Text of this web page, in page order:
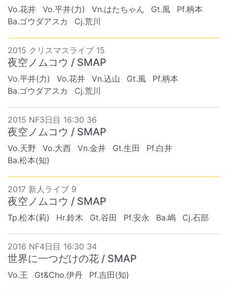
Vo.花井 Vo.平井(力) Vn.はたちゃん Gt.風
Pf.柄本
Ba.ゴウダアスカ
Cj.荒川
2015 クリスマスライブ 15
夜空ノムコウ / SMAP
Vo.平井(力) Vo.花井 Vn.込山 Gt.風
Pf.柄本
Ba.ゴウダアスカ
Cj.荒川
2015 NF3日目 16:30 36
夜空ノムコウ / SMAP
Vo.天野 Vo.大西 Vn.金井 Gt.生田
Pf.白井
Ba.松本(知)
2017 新人ライブ 9
夜空ノムコウ / SMAP
Tp.松本(莉) Hr.鈴木 Gt.谷田 Pf.安永 Ba.嶋 Cj.石部
2016 NF4日目 16:30 34
世界に一つだけの花 / SMAP
Vo.王 Gt&Cho.伊丹 Pf.吉田(知)